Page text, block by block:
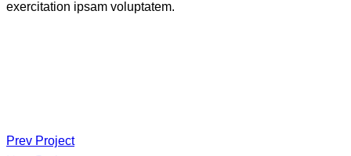
exercitation ipsam voluptatem.
Prev Project